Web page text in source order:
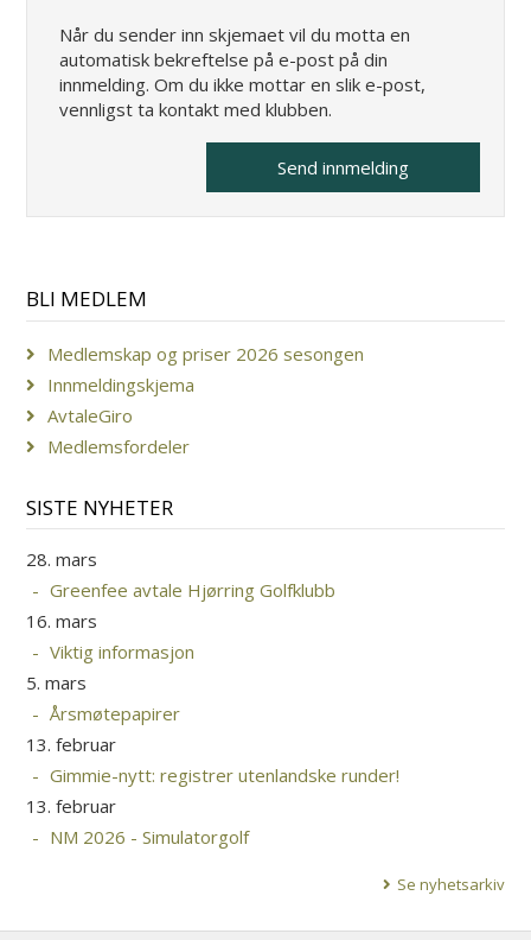
Når du sender inn skjemaet vil du motta en
automatisk bekreftelse på e-post på din
innmelding. Om du ikke mottar en slik e-post,
vennligst ta kontakt med klubben.
BLI MEDLEM
Medlemskap og priser 2026 sesongen
Innmeldingskjema
AvtaleGiro
Medlemsfordeler
SISTE NYHETER
28. mars
Greenfee avtale Hjørring Golfklubb
16. mars
Viktig informasjon
5. mars
Årsmøtepapirer
13. februar
Gimmie-nytt: registrer utenlandske runder!
13. februar
NM 2026 - Simulatorgolf
Se nyhetsarkiv